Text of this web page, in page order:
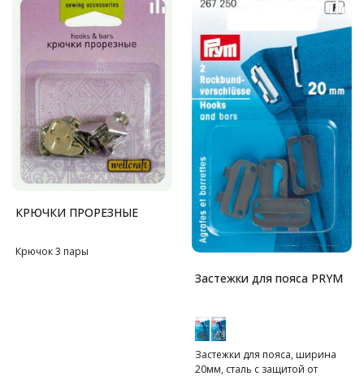
КРЮЧКИ ПРОРЕЗНЫЕ
Крючок 3 пары
Застежки для пояса PRYM
Застежки для пояса, ширина
20мм, сталь с защитой от